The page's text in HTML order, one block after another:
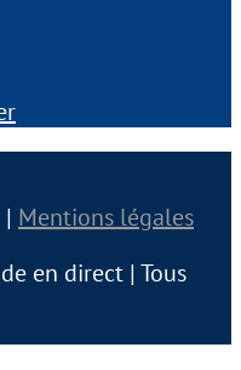
| Mentions légales
en direct | Tous